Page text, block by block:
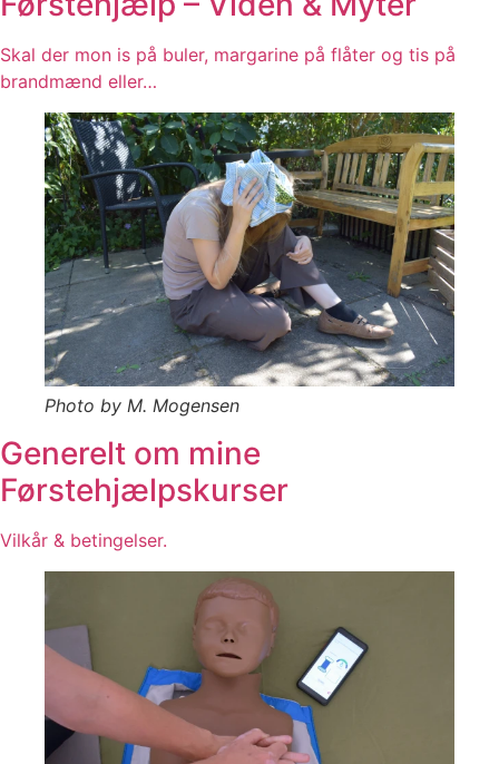
Skal der mon is på buler, margarine på flåter og tis på
brandmænd eller…
Photo by M. Mogensen
Generelt om mine
Førstehjælpskurser
Vilkår & betingelser.